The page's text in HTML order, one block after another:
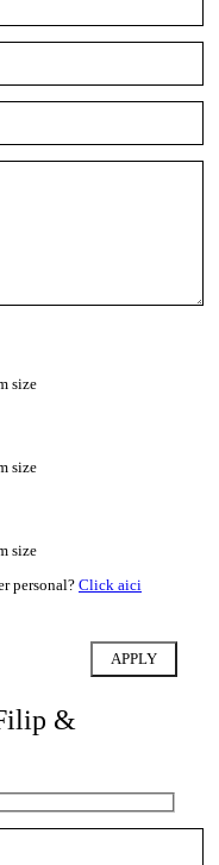
size
size
size
personal? Click aici
&